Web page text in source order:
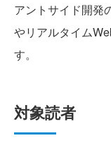
アントサイド開発
やリアルタイム
す。
対象読者